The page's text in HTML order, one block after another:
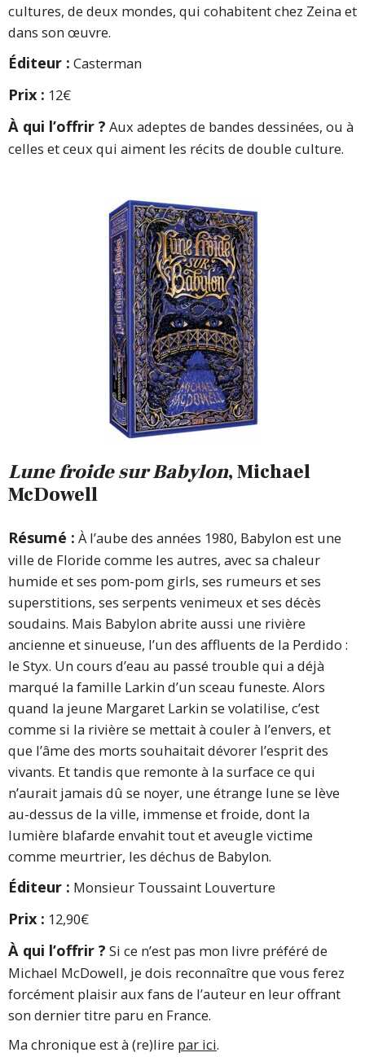
cultures, de deux mondes, qui cohabitent chez Zeina et
dans son œuvre.
Éditeur : Casterman
Prix : 12€
À qui l’offrir ? Aux adeptes de bandes dessinées, ou à
celles et ceux qui aiment les récits de double culture.
Lune froide sur Babylon, Michael
McDowell
Résumé : À l’aube des années 1980, Babylon est une
ville de Floride comme les autres, avec sa chaleur
humide et ses pom-pom girls, ses rumeurs et ses
superstitions, ses serpents venimeux et ses décès
soudains. Mais Babylon abrite aussi une rivière
ancienne et sinueuse, l’un des affluents de la Perdido :
le Styx. Un cours d’eau au passé trouble qui a déjà
marqué la famille Larkin d’un sceau funeste. Alors
quand la jeune Margaret Larkin se volatilise, c’est
comme si la rivière se mettait à couler à l’envers, et
que l’âme des morts souhaitait dévorer l’esprit des
vivants. Et tandis que remonte à la surface ce qui
n’aurait jamais dû se noyer, une étrange lune se lève
au-dessus de la ville, immense et froide, dont la
lumière blafarde envahit tout et aveugle victime
comme meurtrier, les déchus de Babylon.
Éditeur : Monsieur Toussaint Louverture
Prix : 12,90€
À qui l’offrir ? Si ce n’est pas mon livre préféré de
Michael McDowell, je dois reconnaître que vous ferez
forcément plaisir aux fans de l’auteur en leur offrant
son dernier titre paru en France.
Ma chronique est à (re)lire par ici.